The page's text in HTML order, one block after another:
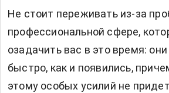
Не стоит переживать из-за
профессиональной сфере,
озадачить вас в это время:
быстро, как и появились,
этому особых усилий не